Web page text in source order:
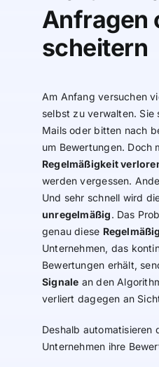
Anfragen
scheitern
Am Anfang versuchen
selbst zu verwalten. Sie
Mails oder bitten nach
um Bewertungen. Doch
Regelmäßigkeit
werden vergessen.
Und sehr schnell wird
unregelmäßig. Das
genau diese
Unternehmen, das
Bewertungen erhält,
Signale an den
verliert dagegen an
Deshalb automatisieren
Unternehmen ihre